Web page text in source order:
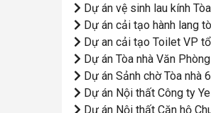
Dự án vệ sinh lau kính
Dự án cải tạo hành lang
Dự an cải tạo Toilet VP
Dự án Tòa nhà Văn
Dự án Sảnh chờ Tòa nhà
Dự án Nội thất Công ty
Dự án Nội thất Căn hộ